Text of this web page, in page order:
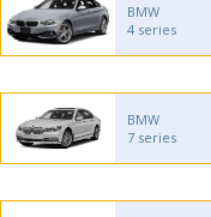
BMW
4 series
BMW
7 series